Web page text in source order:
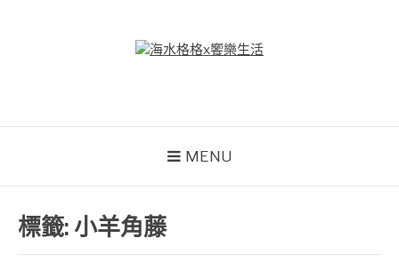
MENU
標籤:小羊角藤